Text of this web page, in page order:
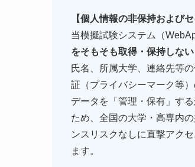
【個人情報の非保持および
当模擬試験システム（
をそもそも取得・保持しない
氏名、所属大学、連絡先等
証（プライバシーマーク等
データを「管理・保有」す
ため、全国の大学・高専内
ンスリスクなしに直撃アク
ます。